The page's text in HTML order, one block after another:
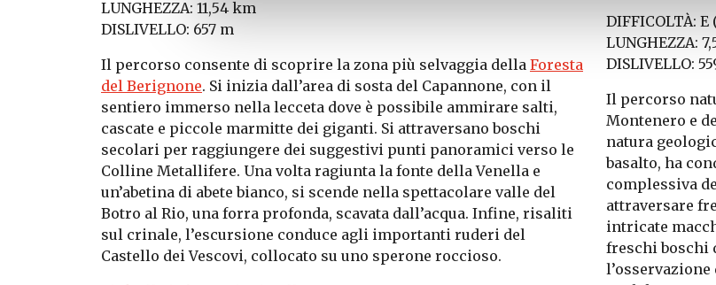
LUNGHEZZA: 11,54 km
DISLIVELLO: 657 m
Il percorso consente di scoprire la zona più selvaggia della Foresta
del Berignone. Si inizia dall’area di sosta del Capannone, con il
sentiero immerso nella lecceta dove è possibile ammirare salti,
cascate e piccole marmitte dei giganti. Si attraversano boschi
secolari per raggiungere dei suggestivi punti panoramici verso le
Colline Metallifere. Una volta ragiunta la fonte della Venella e
un’abetina di abete bianco, si scende nella spettacolare valle del
Botro al Rio, una forra profonda, scavata dall’acqua. Infine, risaliti
sul crinale, l’escursione conduce agli importanti ruderi del
Castello dei Vescovi, collocato su uno sperone roccioso.
DIFFICOLTÀ:
LUNGHEZZA:
DISLIVELLO:
Il percorso
Montenero e
natura
basalto, ha
complessiva
attraversare
intricate
freschi boschi